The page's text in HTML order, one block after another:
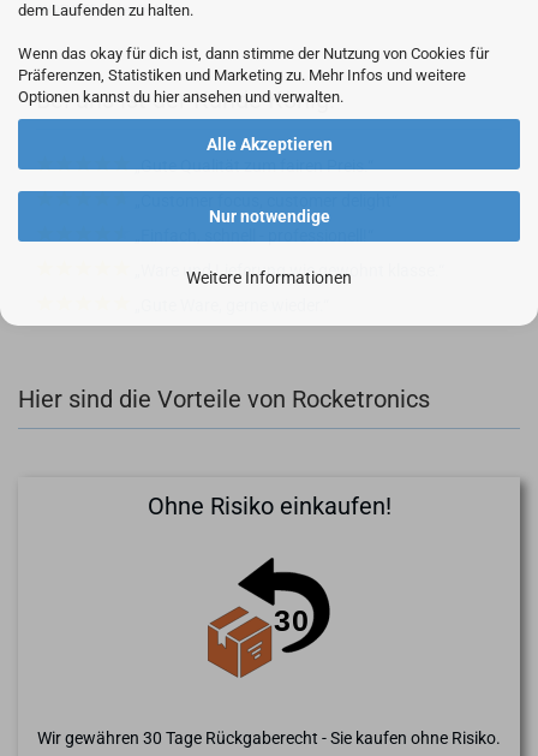
dem Laufenden zu halten.
Wenn das okay für dich ist, dann stimme der Nutzung von Cookies für
Präferenzen, Statistiken und Marketing zu. Mehr Infos und weitere
Optionen kannst du hier ansehen und verwalten.
Alle Akzeptieren
Nur notwendige
Weitere Informationen
SHOPVOTE finden Sie hier.
Bei uns ist der Kunde König:
Gute Qualität zum fairen Preis.
Ware und Lieferung wie gewohnt klasse.
Hier sind die Vorteile von Rocketronics
Ohne Risiko einkaufen!
Wir gewähren 30 Tage Rückgaberecht - Sie kaufen ohne Risiko.